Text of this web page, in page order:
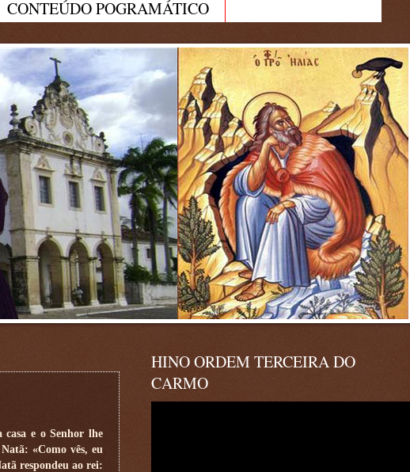
CONTEÚDO POGRAMÁTICO
e o Senhor lhe
«Como vês, eu
respondeu ao rei:
HINO ORDEM TERCEIRA DO
CARMO